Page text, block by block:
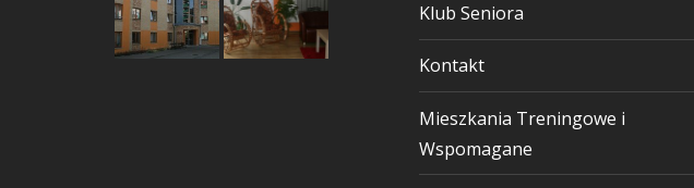
Klub Seniora
Kontakt
Mieszkania Treningowe i
Wspomagane